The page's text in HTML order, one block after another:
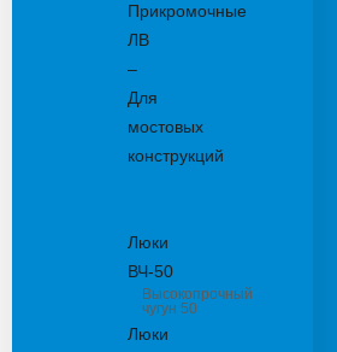
Прикромочные
ЛВ
–
Для
мостовых
конструкций
Люки
ВЧ-50
Высокопрочный
чугун 50
Люки